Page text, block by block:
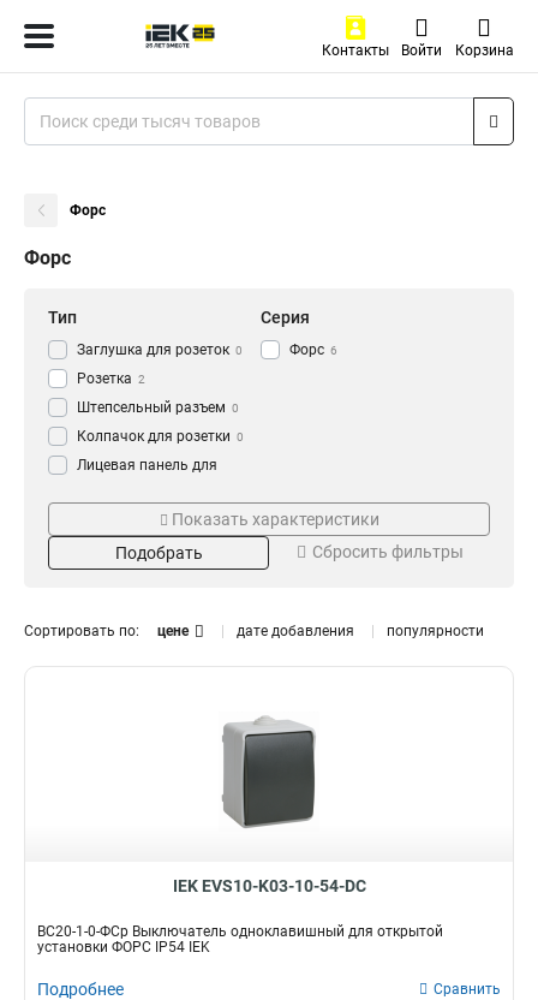
Контакты Войти Корзина
Форс
Форс
Тип
Заглушка для розеток 0
Розетка 2
Штепсельный разъем 0
Колпачок для розетки 0
Лицевая панель для
Накладка для розетки 0
Лючок для фальшпола
Розетка уличная 0
Серия
Форс 6
Есть 2
Установка Количество мест
ВС20-1-1-ФСр
ВС20-1-0-ФСр
РСб22-3-ФСр
РСб20-3-ФСр
Показать характеристики
Подобрать
Сбросить фильтры
Сортировать по: цене дате добавления популярности
IEK EVS10-K03-10-54-DC
ВС20-1-0-ФСр Выключатель одноклавишный для открытой
установки ФОРС IP54 IEK
Подробнее Сравнить